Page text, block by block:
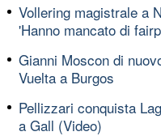
Vollering magistrale a
'Hanno mancato di
Gianni Moscon di
Vuelta a Burgos
Pellizzari conquista
a Gall (Video)